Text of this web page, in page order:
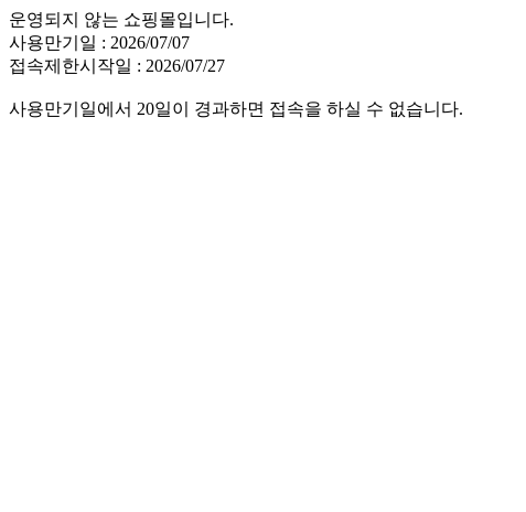
운영되지 않는 쇼핑몰입니다.
사용만기일 : 2026/07/07
접속제한시작일 : 2026/07/27
사용만기일에서 20일이 경과하면 접속을 하실 수 없습니다.